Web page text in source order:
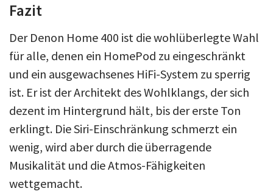
Fazit
Der Denon Home 400 ist die wohlüberlegte Wahl
für alle, denen ein HomePod zu eingeschränkt
und ein ausgewachsenes HiFi-System zu sperrig
ist. Er ist der Architekt des Wohlklangs, der sich
dezent im Hintergrund hält, bis der erste Ton
erklingt. Die Siri-Einschränkung schmerzt ein
wenig, wird aber durch die überragende
Musikalität und die Atmos-Fähigkeiten
wettgemacht.